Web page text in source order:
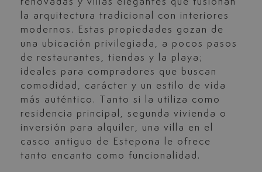
la arquitectura tradicional con interiores
modernos. Estas propiedades gozan de
una ubicación privilegiada, a pocos pasos
de restaurantes, tiendas y la playa;
ideales para compradores que buscan
comodidad, carácter y un estilo de vida
más auténtico. Tanto si la utiliza como
residencia principal, segunda vivienda o
inversión para alquiler, una villa en el
casco antiguo de Estepona le ofrece
tanto encanto como funcionalidad.